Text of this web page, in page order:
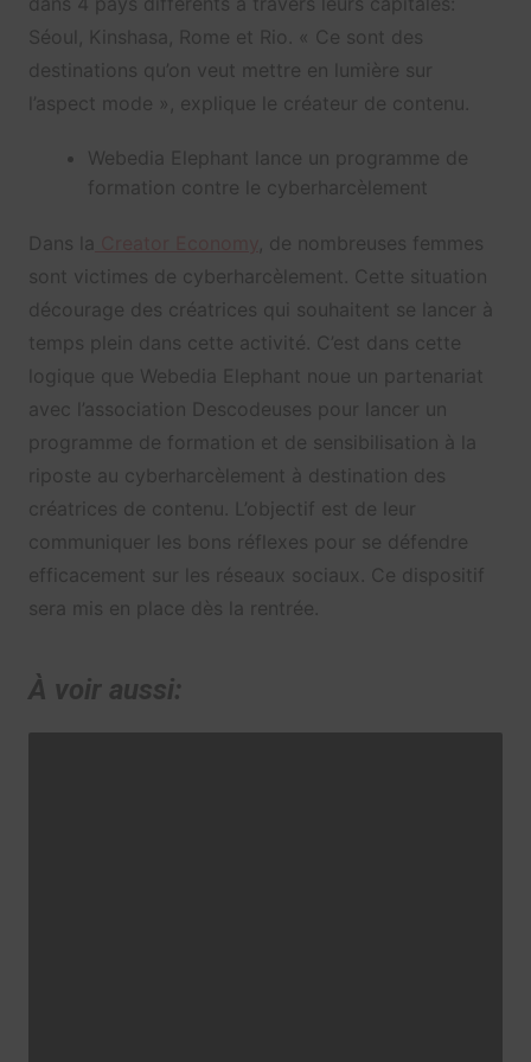
Séoul, Kinshasa, Rome et Rio. « Ce sont des
destinations qu’on veut mettre en lumière sur
l’aspect mode », explique le créateur de contenu.
Webedia Elephant lance un programme de
formation contre le cyberharcèlement
Dans la
, de nombreuses femmes
sont victimes de cyberharcèlement. Cette situation
décourage des créatrices qui souhaitent se lancer à
temps plein dans cette activité. C’est dans cette
logique que Webedia Elephant noue un partenariat
avec l’association Descodeuses pour lancer un
programme de formation et de sensibilisation à la
riposte au cyberharcèlement à destination des
créatrices de contenu. L’objectif est de leur
communiquer les bons réflexes pour se défendre
efficacement sur les réseaux sociaux. Ce dispositif
sera mis en place dès la rentrée.
À voir aussi: